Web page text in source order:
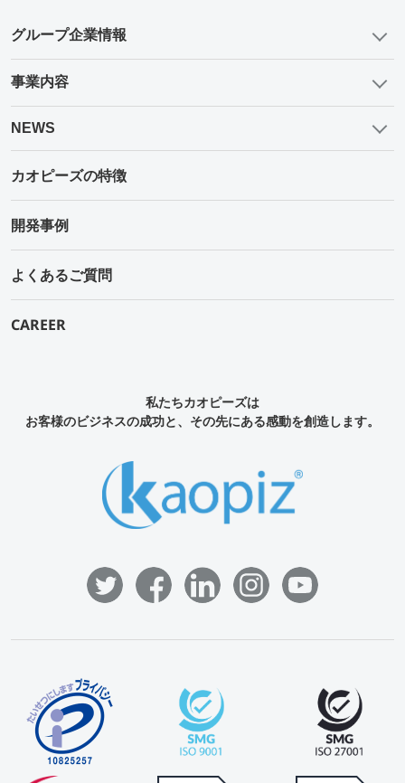
グループ企業情報
事業内容
NEWS
カオピーズの特徴
開発事例
よくあるご質問
CAREER
私たちカオピーズは
お客様のビジネスの成功と、その先にある感動を創造します。